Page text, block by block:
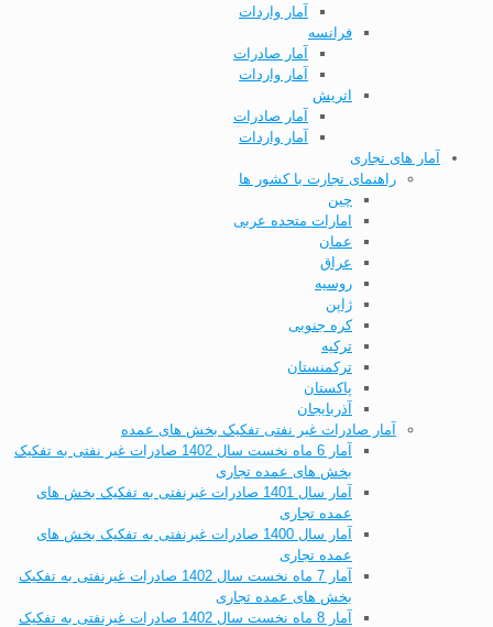
آمار واردات
فرانسه
آمار صادرات
آمار واردات
اتریش
آمار صادرات
آمار واردات
آمار های تجاری
راهنمای تجارت با کشور ها
چین
امارات متحده عربی
عمان
عراق
روسیه
ژاپن
کره جنوبی
ترکیه
ترکمنستان
پاکستان
آذربایجان
آمار صادرات غیر نفتی تفکیک بخش های عمده
آمار 6 ماه نخست سال 1402 صادرات غیر نفتی به تفکیک
بخش های عمده تجاری
آمار سال 1401 صادرات غیرنفتی به تفکیک بخش های
عمده تجاری
آمار سال 1400 صادرات غیرنفتی به تفکیک بخش های
عمده تجاری
آمار 7 ماه نخست سال 1402 صادرات غیرنفتی به تفکیک
بخش های عمده تجاری
آمار 8 ماه نخست سال 1402 صادرات غیرنفتی به تفکیک